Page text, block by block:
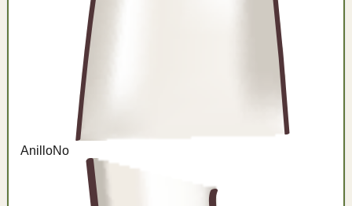
AnilloNo